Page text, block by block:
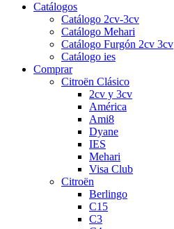
Catálogos
Catálogo 2cv-3cv
Catálogo Mehari
Catálogo Furgón 2cv 3cv
Catálogo ies
Comprar
Citroën Clásico
2cv y 3cv
América
Ami8
Dyane
IES
Mehari
Visa Club
Citroën
Berlingo
C15
C3